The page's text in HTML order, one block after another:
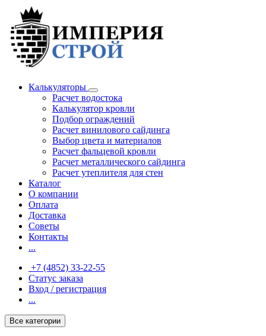
Калькуляторы
Расчет водостока
Калькулятор кровли
Подбор ограждений
Расчет винилового сайдинга
Выбор цвета и материалов
Расчет фальцевой кровли
Расчет металлического сайдинга
Расчет утеплителя для стен
Каталог
О компании
Оплата
Доставка
Советы
Контакты
...
+7 (4852) 33-22-55
Статус заказа
Вход / регистрация
...
Все категории